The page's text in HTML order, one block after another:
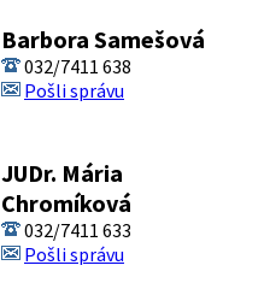
Barbora Samešová
032/7411 638
Pošli správu
JUDr. Mária
Chromíková
032/7411 633
Pošli správu